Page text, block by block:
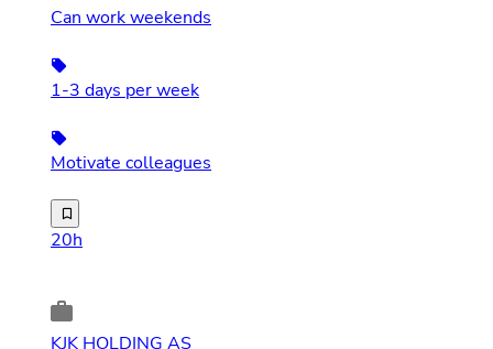
Can work weekends
1-3 days per week
Motivate colleagues
We are hiring for both part-time positions in regular
20h
KJK HOLDING AS